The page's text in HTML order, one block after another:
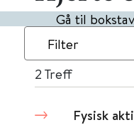
Gå til bokstav
Filter
2 Treff
Fysisk